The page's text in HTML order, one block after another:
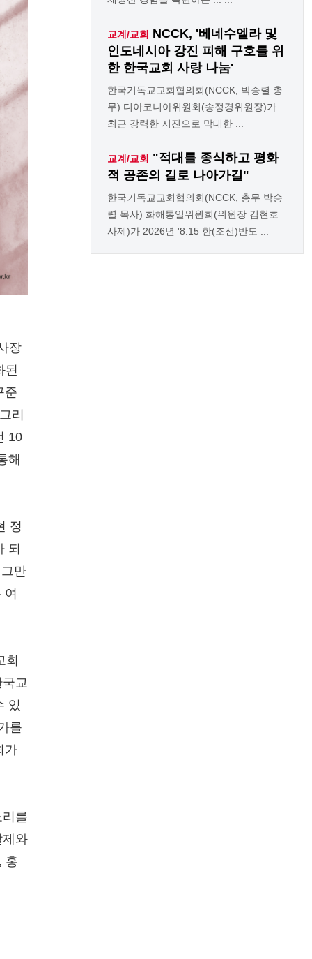
장
된
준
리
10
해
정
되
만
여
회
교
있
를
가
를
제와
홍
교계/교회 NCCK, '베네수엘라 및
인도네시아 강진 피해 구호를 위
한 한국교회 사랑 나눔'
한국기독교교회협의회(NCCK, 박승렬 총
무) 디아코니아위원회(송정경위원장)가
최근 강력한 지진으로 막대한 ...
교계/교회 "적대를 종식하고 평화
적 공존의 길로 나아가길"
한국기독교교회협의회(NCCK, 총무 박승
렬 목사) 화해통일위원회(위원장 김현호
사제)가 2026년 '8.15 한(조선)반도 ...